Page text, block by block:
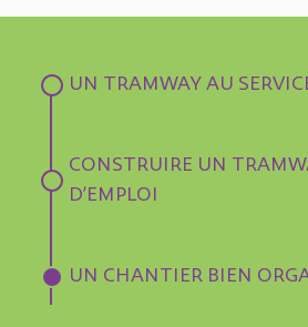
UN TRAMWAY AU
CONSTRUIRE UN
D’EMPLOI
UN CHANTIER BIEN